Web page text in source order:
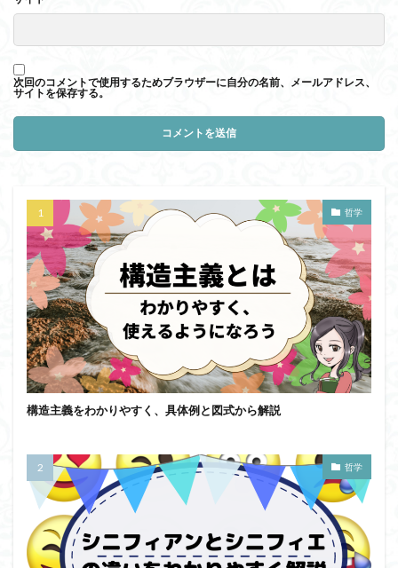
次回のコメントで使用するためブラウザーに自分の名前、メールアドレス、
サイトを保存する。
哲学
構造主義をわかりやすく、具体例と図式から解説
哲学